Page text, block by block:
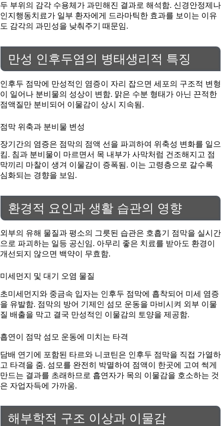
두 부위의 감각 수용체가 과민해진 결과로 해석함. 신경안정제나
인지행동치료가 일부 환자에게 드라마틱한 효과를 보이는 이유
도 감각의 과민성을 낮춰주기 때문임.
만성 인후두염의 병태생리적 특징
인후두 점막에 만성적인 염증이 자리 잡으면 세포의 구조적 변형
이 일어나 분비물의 성상이 변함. 맑은 수분 형태가 아닌 끈적한
점액질만 분비되어 이물감이 상시 지속됨.
점막 위축과 분비물 변성
장기간의 염증은 점막의 점액 선을 파괴하여 위축성 변화를 일으
킴. 침과 분비물이 마르면서 목 내부가 사막처럼 건조해지고 점
막끼리 마찰이 생겨 이물감이 증폭됨. 이는 고령층으로 갈수록
심화되는 경향을 보임.
환경적 요인과 생활 습관의 영향
외부의 유해 물질과 평소의 그릇된 습관은 호흡기 점막을 실시간
으로 파괴하는 일등 공신임. 아무리 좋은 치료를 받아도 환경이
개선되지 않으면 백약이 무효함.
미세먼지 및 대기 오염 물질
초미세먼지와 중금속 입자는 인후두 점막에 흡착되어 미세 염증
을 유발함. 점막의 방어 기제인 섬모 운동을 마비시켜 외부 이물
질 배출을 막고 결국 만성적인 이물감의 토양을 제공함.
흡연이 점막 섬모 운동에 미치는 타격
담배 연기에 포함된 타르와 니코틴은 인후두 점막을 직접 가열하
고 타격을 줌. 섬모를 완전히 박멸하여 점액이 한곳에 고여 썩게
만드는 결과를 초래하므로 흡연자가 목의 이물감을 호소하는 것
은 자업자득에 가까움.
해부학적 구조 이상과 이물감